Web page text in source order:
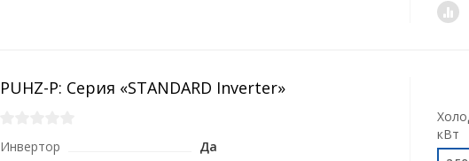
PUHZ-P: Серия «STANDARD Inverter»
Инвертор Да
кВт